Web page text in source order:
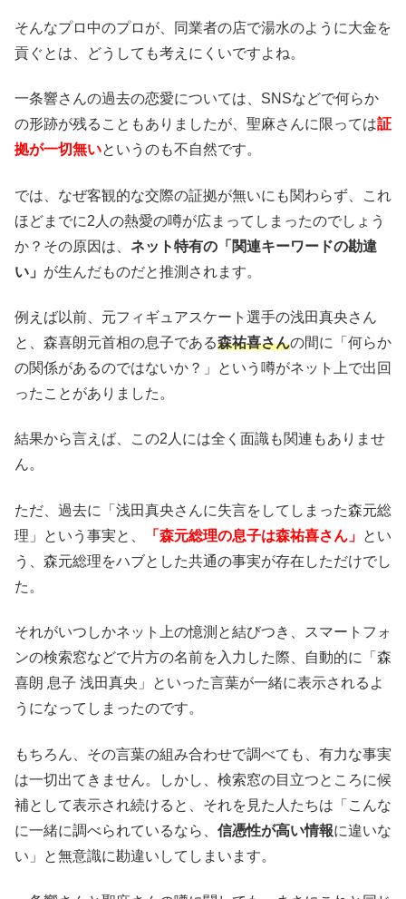
そんなプロ中のプロが、同業者の店で湯水のように大金を
貢ぐとは、どうしても考えにくいですよね。
一条響さんの過去の恋愛については、SNSなどで何らか
の形跡が残ることもありましたが、聖麻さんに限っては証
拠が一切無いというのも不自然です。
では、なぜ客観的な交際の証拠が無いにも関わらず、これ
ほどまでに2人の熱愛の噂が広まってしまったのでしょう
か？その原因は、 ネット特有の「関連キーワードの勘違
い」 が生んだものだと推測されます。
例えば以前、元フィギュアスケート選手の浅田真央さん
と、森喜朗元首相の息子である森祐喜さんの間に「何らか
の関係があるのではないか？」という噂がネット上で出回
ったことがありました。
結果から言えば、この2人には全く面識も関連もありませ
ん。
ただ、過去に「浅田真央さんに失言をしてしまった森元総
理」という事実と、
「森元総理の息子は森祐喜さん」 とい
う、森元総理をハブとした共通の事実が存在しただけでし
た。
それがいつしかネット上の憶測と結びつき、スマートフォ
ンの検索窓などで片方の名前を入力した際、自動的に「森
喜朗 息子 浅田真央」といった言葉が一緒に表示されるよ
うになってしまったのです。
もちろん、その言葉の組み合わせで調べても、有力な事実
は一切出てきません。しかし、検索窓の目立つところに候
補として表示され続けると、それを見た人たちは「こんな
に一緒に調べられているなら、 信憑性が高い情報に違いな
い」と無意識に勘違いしてしまいます。